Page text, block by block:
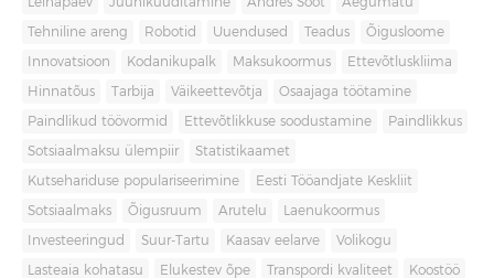
Tehniline areng Robotid Uuendused Teadus Õigusloome
Innovatsioon Kodanikupalk Maksukoormus Ettevõtluskliima
Hinnatõus Tarbija Väikeettevõtja Osaajaga töötamine
Paindlikud töövormid Ettevõtlikkuse soodustamine Paindlikkus
Sotsiaalmaksu ülempiir Statistikaamet
Kutsehariduse populariseerimine Eesti Tööandjate Keskliit
Sotsiaalmaks Õigusruum Arutelu Laenukoormus
Investeeringud Suur-Tartu Kaasav eelarve Volikogu
Lasteaia kohatasu Elukestev õpe Transpordi kvaliteet Koostöö